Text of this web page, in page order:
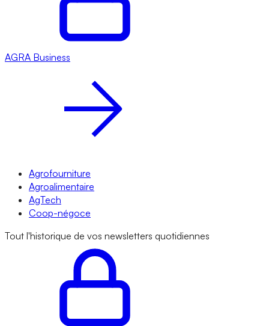
AGRA Business
Agrofourniture
Agroalimentaire
AgTech
Coop-négoce
Tout l'historique de vos newsletters quotidiennes